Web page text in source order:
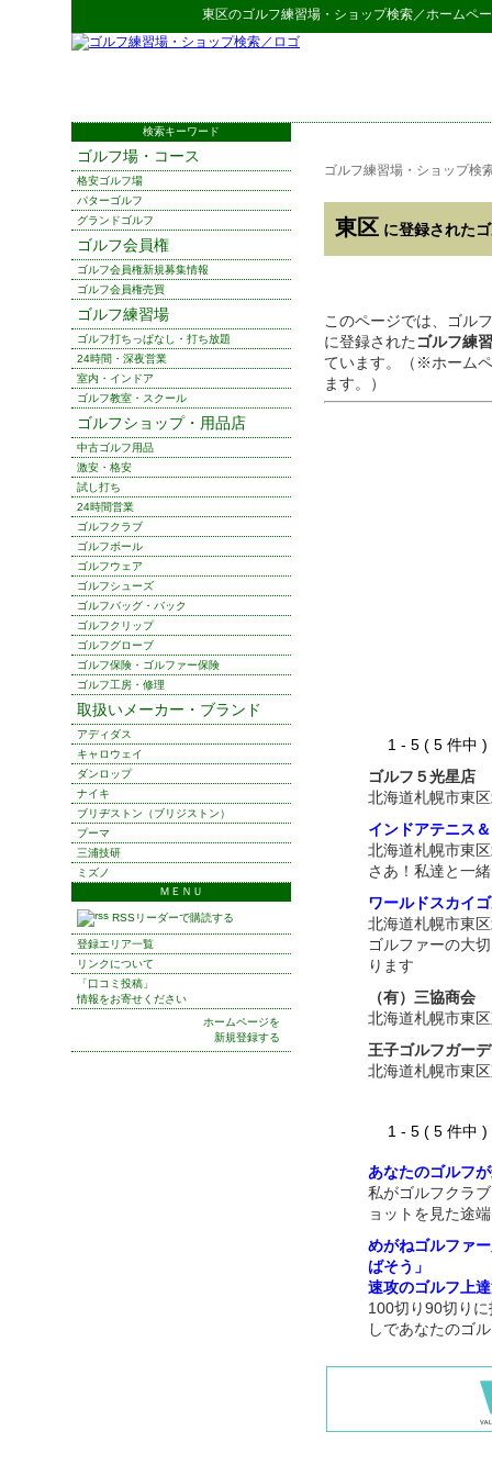
東区のゴルフ練習場・ショップ検索／ホームペ
ゴルフ練習場・ショップ検
東区 に登録された
このページでは、ゴル
に登録された ゴルフ練
ています。（※ホーム
ます。）
1 - 5 ( 5 件
ゴルフ５光星店
北海道札幌市東
インドアテニス
北海道札幌市東
さあ！私達と一
ワールドスカイ
北海道札幌市東
ゴルファーの大
ります
（有）三協商会
北海道札幌市東
王子ゴルフガー
北海道札幌市東
1 - 5 ( 5 件
あなたのゴルフ
私がゴルフクラ
ョットを見た途
めがねゴルファ
ばそう」
速攻のゴルフ上
100切り90切り
しであなたのゴ
検索キーワード
ゴルフ場・コース
格安ゴルフ場
パターゴルフ
グランドゴルフ
ゴルフ会員権
ゴルフ会員権新規募集情報
ゴルフ会員権売買
ゴルフ練習場
ゴルフ打ちっぱなし・打ち放題
24時間・深夜営業
室内・インドア
ゴルフ教室・スクール
ゴルフショップ・用品店
中古ゴルフ用品
激安・格安
試し打ち
24時間営業
ゴルフクラブ
ゴルフボール
ゴルフウェア
ゴルフシューズ
ゴルフバッグ・バック
ゴルフクリップ
ゴルフグローブ
ゴルフ保険・ゴルファー保険
ゴルフ工房・修理
取扱いメーカー・ブランド
アディダス
キャロウェイ
ダンロップ
ナイキ
ブリヂストン（ブリジストン）
プーマ
三浦技研
ミズノ
ＭＥＮＵ
RSSリーダーで購読する
登録エリア一覧
リンクについて
「口コミ投稿」
情報をお寄せください
ホームページを
新規登録する